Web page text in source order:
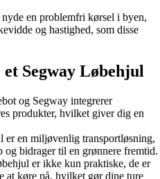
en problemfri kørsel i byen,
og hastighed, som disse
Segway Løbehjul
og Segway integrerer
produkter, hvilket giver dig en
er en miljøvenlig transportløsning,
og bidrager til en grønnere fremtid.
er ikke kun praktiske, de er
at køre på, hvilket gør dine ture